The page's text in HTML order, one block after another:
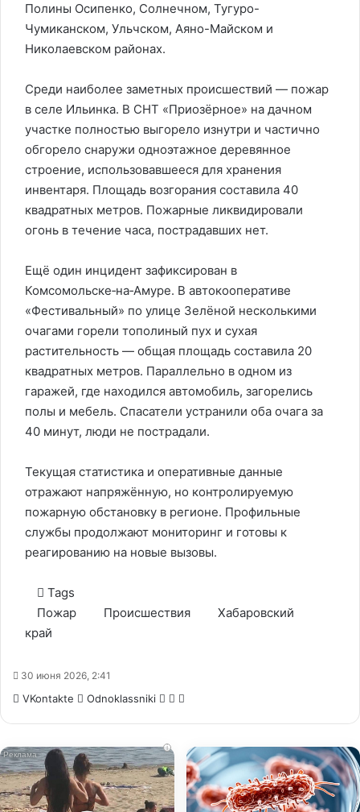
Полины Осипенко, Солнечном, Тугуро-
Чумиканском, Ульчском, Аяно-Майском и
Николаевском районах.
Среди наиболее заметных происшествий — пожар
в селе Ильинка. В СНТ «Приозёрное» на дачном
участке полностью выгорело изнутри и частично
обгорело снаружи одноэтажное деревянное
строение, использовавшееся для хранения
инвентаря. Площадь возгорания составила 40
квадратных метров. Пожарные ликвидировали
огонь в течение часа, пострадавших нет.
Ещё один инцидент зафиксирован в
Комсомольске‑на‑Амуре. В автокооперативе
«Фестивальный» по улице Зелёной несколькими
очагами горели тополиный пух и сухая
растительность — общая площадь составила 20
квадратных метров. Параллельно в одном из
гаражей, где находился автомобиль, загорелись
полы и мебель. Спасатели устранили оба очага за
40 минут, люди не пострадали.
Текущая статистика и оперативные данные
отражают напряжённую, но контролируемую
пожарную обстановку в регионе. Профильные
службы продолжают мониторинг и готовы к
реагированию на новые вызовы.
Tags
Пожар
Происшествия
Хабаровский
край
30 июня 2026, 2:41
VKontakte Odnoklassniki WhatsApp
Telegram
i